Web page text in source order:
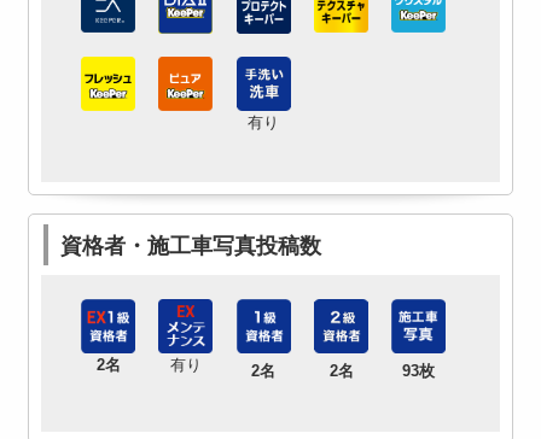
有り
資格者・施工車写真投稿数
2名 有り 2名 2名 93枚